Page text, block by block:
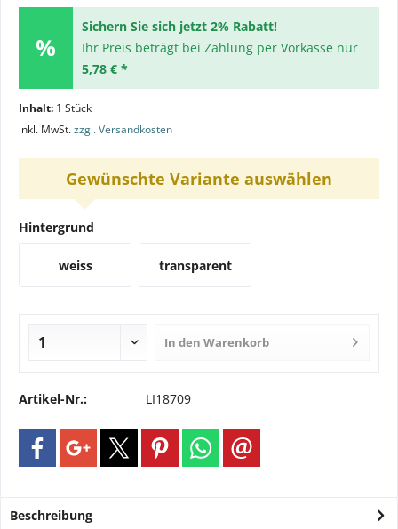
Sichern Sie sich jetzt 2% Rabatt!
Ihr Preis beträgt bei Zahlung per Vorkasse nur
5,78 € *
Inhalt: 1 Stück
inkl. MwSt.zzgl. Versandkosten
Gewünschte Variante auswählen
Hintergrund
weiss transparent
In den Warenkorb
Artikel-Nr.: LI18709
Beschreibung